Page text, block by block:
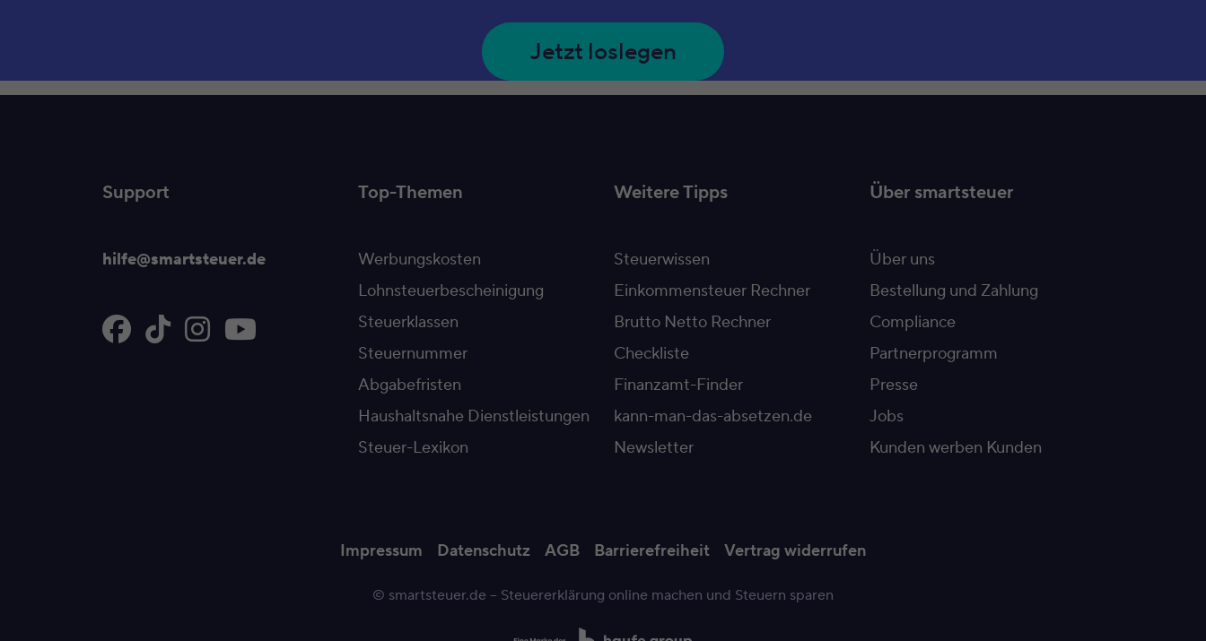
Jetzt loslegen
Support
hilfe@smartsteuer.de
Top-Themen
Werbungskosten
Lohnsteuerbescheinigung
Steuerklassen
Steuernummer
Abgabefristen
Haushaltsnahe Dienstleistungen
Steuer-Lexikon
Weitere Tipps
Steuerwissen
Einkommensteuer Rechner
Brutto Netto Rechner
Checkliste
Finanzamt-Finder
kann-man-das-absetzen.de
Newsletter
Über smartsteuer
Über uns
Bestellung und Zahlung
Compliance
Partnerprogramm
Presse
Jobs
Kunden werben Kunden
Impressum Datenschutz AGB Barrierefreiheit Vertrag widerrufen
© smartsteuer.de – Steuererklärung online machen und Steuern sparen